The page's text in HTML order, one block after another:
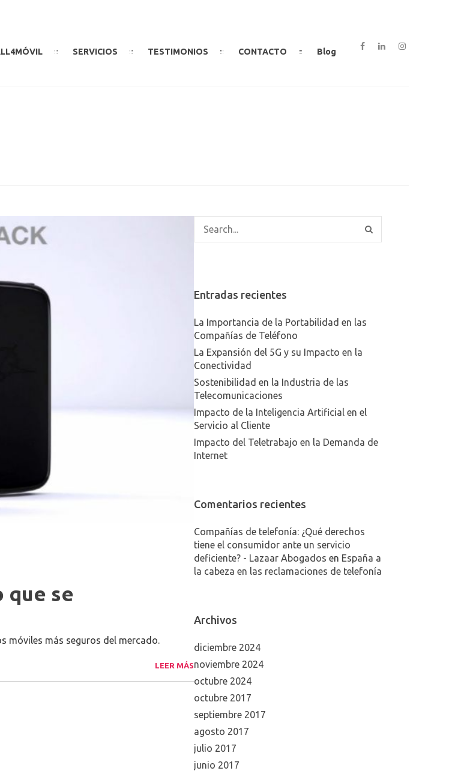
SERVICIOS TESTIMONIOS CONTACTO Blog
que se
móviles más seguros del mercado.
LEER MÁS
Entradas recientes
La Importancia de la Portabilidad en las
Compañías de Teléfono
La Expansión del 5G y su Impacto en la
Conectividad
Sostenibilidad en la Industria de las
Telecomunicaciones
Impacto de la Inteligencia Artificial en el
Servicio al Cliente
Impacto del Teletrabajo en la Demanda de
Internet
Comentarios recientes
Compañías de telefonía: ¿Qué derechos
tiene el consumidor ante un servicio
deficiente? - Lazaar Abogados en España a
la cabeza en las reclamaciones de telefonía
Archivos
diciembre 2024
noviembre 2024
octubre 2024
octubre 2017
septiembre 2017
agosto 2017
julio 2017
junio 2017